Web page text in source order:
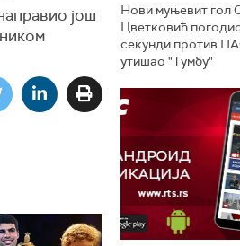
још
Нови муњевит гол
Цветковић
секунди против
утишао "Тумбу"